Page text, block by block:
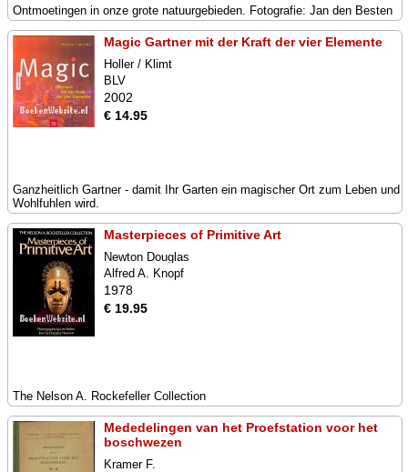
Ontmoetingen in onze grote natuurgebieden. Fotografie: Jan den Besten
Magic Gartner mit der Kraft der vier Elemente
Holler / Klimt
BLV
2002
€ 14.95
Ganzheitlich Gartner - damit Ihr Garten ein magischer Ort zum Leben und
Wohlfuhlen wird.
Masterpieces of Primitive Art
Newton Douglas
Alfred A. Knopf
1978
€ 19.95
The Nelson A. Rockefeller Collection
Mededelingen van het Proefstation voor het
boschwezen
Kramer F.